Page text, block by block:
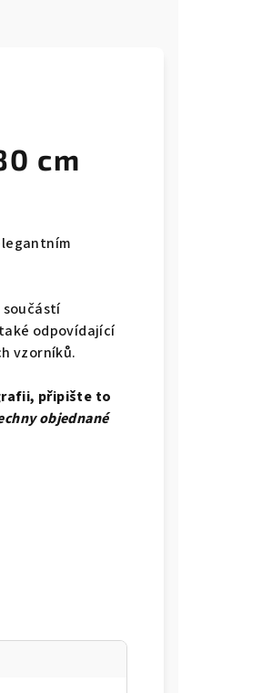
cm
součástí
odpovídající
vzorníků.
připište to
objednané